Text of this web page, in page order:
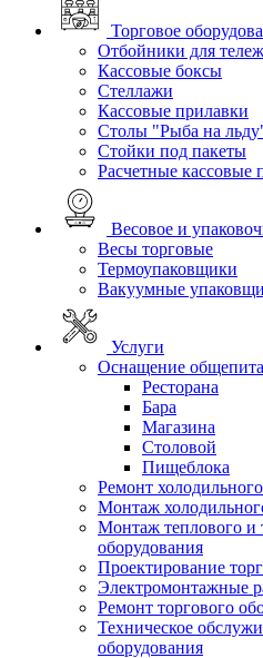
Торговое
Отбойники для
Кассовые боксы
Стеллажи
Кассовые прилавки
Столы "Рыба на
Стойки под пакеты
Расчетные кассовые
Весовое и
Весы торговые
Термоупаковщики
Вакуумные
Услуги
Оснащение общепита
Ресторана
Бара
Магазина
Столовой
Пищеблока
Ремонт
Монтаж
Монтаж теплового и
оборудования
Проектирование
Электромонтажные
Ремонт торгового
Техническое
оборудования